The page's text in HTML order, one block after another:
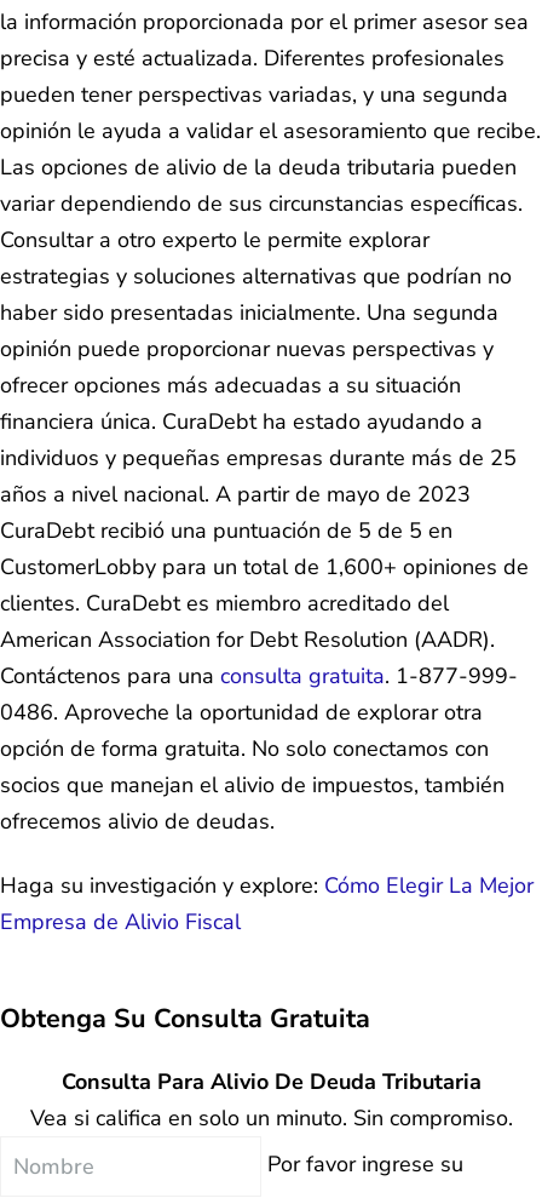
la información proporcionada por el primer asesor sea
precisa y esté actualizada. Diferentes profesionales
pueden tener perspectivas variadas, y una segunda
opinión le ayuda a validar el asesoramiento que recibe.
Las opciones de alivio de la deuda tributaria pueden
variar dependiendo de sus circunstancias específicas.
Consultar a otro experto le permite explorar
estrategias y soluciones alternativas que podrían no
haber sido presentadas inicialmente. Una segunda
opinión puede proporcionar nuevas perspectivas y
ofrecer opciones más adecuadas a su situación
financiera única. CuraDebt ha estado ayudando a
individuos y pequeñas empresas durante más de 25
años a nivel nacional. A partir de mayo de 2023
CuraDebt recibió una puntuación de 5 de 5 en
CustomerLobby para un total de 1,600+ opiniones de
clientes. CuraDebt es miembro acreditado del
American Association for Debt Resolution (AADR).
Contáctenos para una consulta gratuita. 1-877-999-
0486. Aproveche la oportunidad de explorar otra
opción de forma gratuita. No solo conectamos con
socios que manejan el alivio de impuestos, también
ofrecemos alivio de deudas.
Haga su investigación y explore: Cómo Elegir La Mejor
Empresa de Alivio Fiscal
Obtenga Su Consulta Gratuita
Consulta Para Alivio De Deuda Tributaria
Vea si califica en solo un minuto. Sin compromiso.
Nombre
Por favor ingrese su